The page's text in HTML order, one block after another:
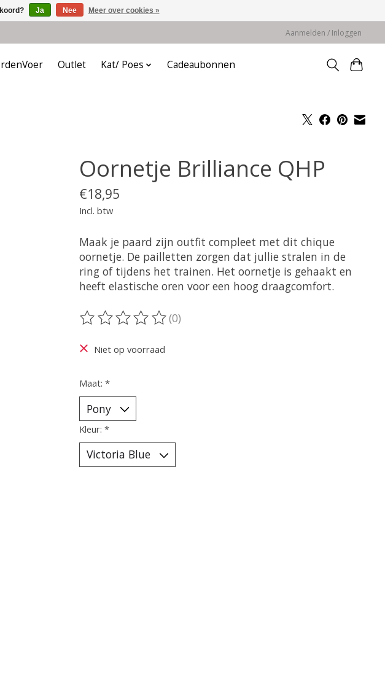
Aanmelden / Inloggen
Outlet Kat/ Poes Cadeaubonnen
Oornetje Brilliance QHP
€18,95
Incl. btw
Maak je paard zijn outfit compleet met dit chique
oornetje. De pailletten zorgen dat jullie stralen in de
ring of tijdens het trainen. Het oornetje is gehaakt en
heeft elastische oren voor een hoog draagcomfort.
De beoordeling van dit product is
(0)
Niet op voorraad
Maat: *
Kleur: *
Ja Nee Meer over cookies »